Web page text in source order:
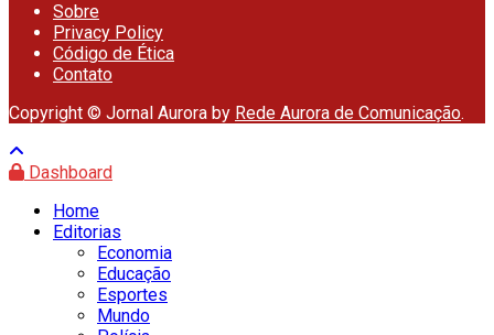
Sobre
Privacy Policy
Código de Ética
Contato
Copyright © Jornal Aurora by Rede Aurora de Comunicação.
Dashboard
Home
Editorias
Economia
Educação
Esportes
Mundo